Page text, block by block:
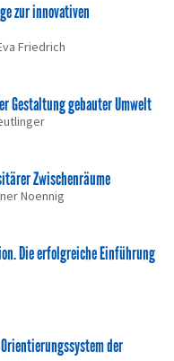
zur innovativen
Friedrich
Gestaltung gebauter Umwelt
Zwischenräume
Noennig
Die erfolgreiche Einführung
der